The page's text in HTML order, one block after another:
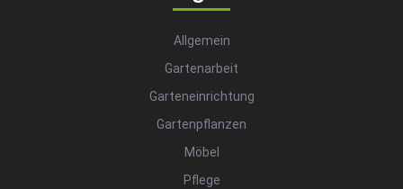
Allgemein
Gartenarbeit
Garteneinrichtung
Gartenpflanzen
Möbel
Pflege